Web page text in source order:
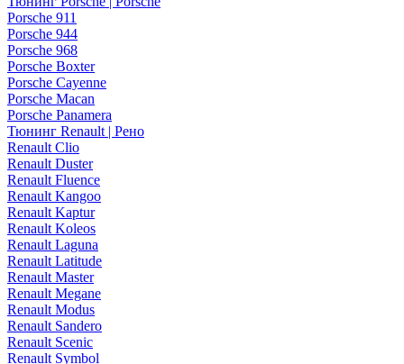
Porsche 911
Porsche 944
Porsche 968
Porsche Boxter
Porsche Cayenne
Porsche Macan
Porsche Panamera
Тюнинг Renault | Рено
Renault Clio
Renault Duster
Renault Fluence
Renault Kangoo
Renault Kaptur
Renault Koleos
Renault Laguna
Renault Latitude
Renault Master
Renault Megane
Renault Modus
Renault Sandero
Renault Scenic
Renault Symbol